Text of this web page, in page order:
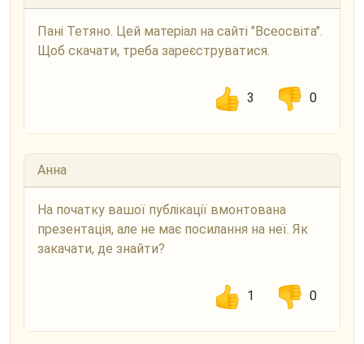
Пані Тетяно. Цей матеріал на сайті "Всеосвіта".
Щоб скачати, треба зареєструватися.
3 0
Анна
На початку вашої публікації вмонтована
презентація, але не має посилання на неї. Як
закачати, де знайти?
1 0